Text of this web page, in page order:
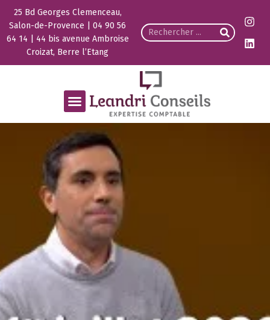
25 Bd Georges Clemenceau,
Salon-de-Provence | 04 90 56
64 14 | 44 bis avenue Ambroise
Croizat, Berre l’Etang